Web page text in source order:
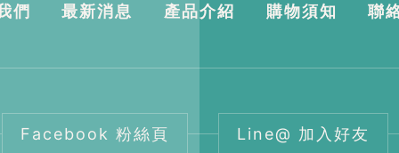
們 最新消息 產品介紹 購物須知 聯
Facebook 粉絲頁 Line@ 加入好友